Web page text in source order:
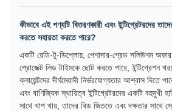
কীভাবে এই পণ্যটি বিতরণকারী এবং ইন্টিগ্রেটরদের
করতে সহায়তা করতে পারে?
একটি রেডি-টু-ডিপ্লোয়, পেশাদার-গ্রেড সলিউশন অফার
প্রোজেক্ট লিড টাইমকে ছোট করতে পারে, ইন্টিগ্রেশন
ক্লায়েন্টদের দীর্ঘমেয়াদী নির্ভরযোগ্যতার আশ্বাস দিতে
এবং বাণিজ্যিক স্থায়িত্ব ইন্টিগ্রেটরদের একটি বহুমুখী
সাথে খাপ খায়, তাদের বিড জিততে এবং দক্ষতার সাথে